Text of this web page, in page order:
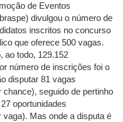
de Eventos
divulgou o número de
inscritos no concurso
que oferece 500 vagas.
ao todo, 129.152
número de inscrições foi o
disputar 81 vagas
seguido de pertinho
oportunidades
Mas onde a disputa é